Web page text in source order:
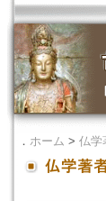
． ホーム > 仏学